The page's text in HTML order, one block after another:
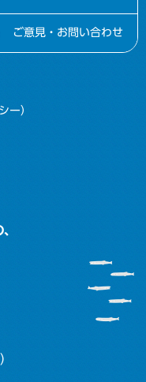
ご意見・お問い合わせ
ー）
）